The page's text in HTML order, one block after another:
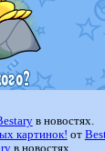
в новостях.
картинок! от
в новостях.